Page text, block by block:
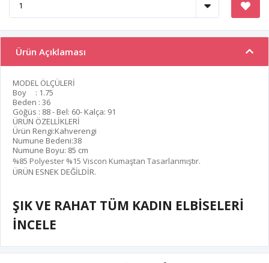
Ürün Açıklaması
MODEL ÖLÇÜLERİ
Boy : 1.75
Beden : 36
Göğüs : 88 - Bel: 60- Kalça: 91
ÜRÜN ÖZELLİKLERİ
Ürün Rengi:Kahverengi
Numune Bedeni:38
Numune Boyu: 85 cm
%85 Polyester %15 Viscon Kumaştan Tasarlanmıştır.
ÜRÜN ESNEK DEĞİLDİR.
ŞIK VE RAHAT TÜM KADIN ELBİSELERİ
İNCELE